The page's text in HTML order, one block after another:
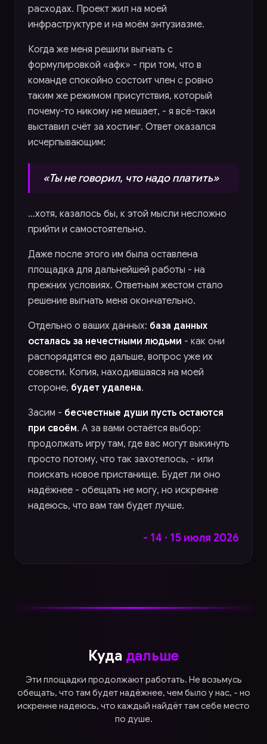
расходах. Проект жил на моей
инфраструктуре и на моём энтузиазме.
Когда же меня решили выгнать с
формулировкой «афк» - при том, что в
команде спокойно состоит член с ровно
таким же режимом присутствия, который
почему-то никому не мешает, - я всё-таки
выставил счёт за хостинг. Ответ оказался
исчерпывающим:
«Ты не говорил, что надо платить»
…хотя, казалось бы, к этой мысли несложно
прийти и самостоятельно.
Даже после этого им была оставлена
площадка для дальнейшей работы - на
прежних условиях. Ответным жестом стало
решение выгнать меня окончательно.
Отдельно о ваших данных: база данных
осталась за нечестными людьми - как они
распорядятся ею дальше, вопрос уже их
совести. Копия, находившаяся на моей
стороне, будет удалена.
Засим - бесчестные души пусть остаются
при своём. А за вами остаётся выбор:
продолжать игру там, где вас могут выкинуть
просто потому, что так захотелось, - или
поискать новое пристанище. Будет ли оно
надёжнее - обещать не могу, но искренне
надеюсь, что вам там будет лучше.
- 14 · 15 июля 2026
Куда дальше
Эти площадки продолжают работать. Не возьмусь
обещать, что там будет надёжнее, чем было у нас, - но
искренне надеюсь, что каждый найдёт там себе место
по душе.